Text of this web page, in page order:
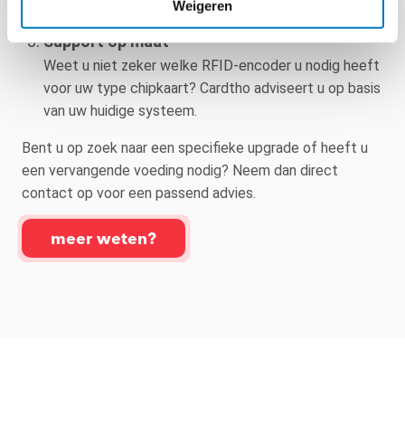
Weigeren
Support op maat
Weet u niet zeker welke RFID-encoder u nodig heeft
voor uw type chipkaart? Cardtho adviseert u op basis
van uw huidige systeem.
Bent u op zoek naar een specifieke upgrade of heeft u
een vervangende voeding nodig? Neem dan direct
contact op voor een passend advies.
meer weten?